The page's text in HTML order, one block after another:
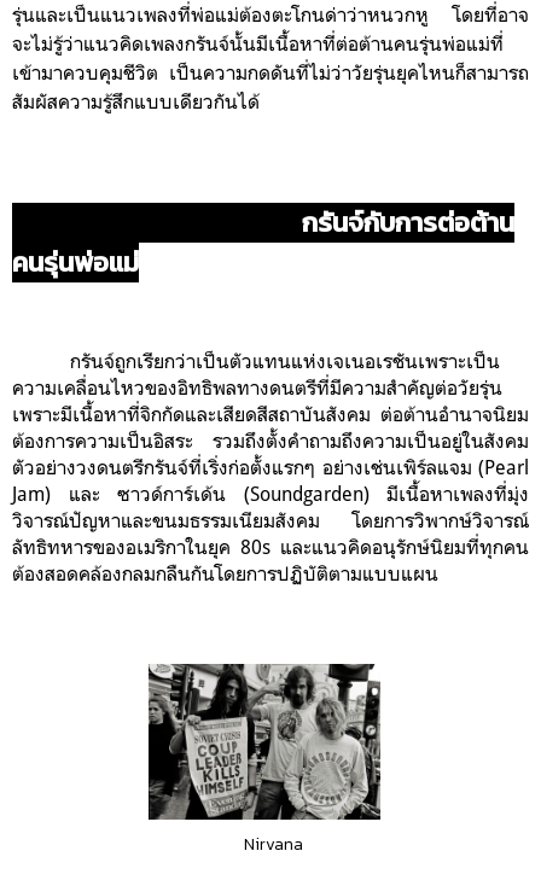
รุ่นและเป็นแนวเพลงที่พ่อแม่ต้องตะโกนด่าว่าหนวกหู โดยที่อาจ
จะไม่รู้ว่าแนวคิดเพลงกรันจ์นั้นมีเนื้อหาที่ต่อต้านคนรุ่นพ่อแม่ที่
เข้ามาควบคุมชีวิต เป็นความกดดันที่ไม่ว่าวัยรุ่นยุคไหนก็สามารถ
สัมผัสความรู้สึกแบบเดียวกันได้
กรันจ์กับการต่อต้าน
คนรุ่นพ่อแม่
กรันจ์ถูกเรียกว่าเป็นตัวแทนแห่งเจเนอเรชันเพราะเป็น
ความเคลื่อนไหวของอิทธิพลทางดนตรีที่มีความสำคัญต่อวัยรุ่น
เพราะมีเนื้อหาที่จิกกัดและเสียดสีสถาบันสังคม ต่อต้านอำนาจนิยม
ต้องการความเป็นอิสระ รวมถึงตั้งคำถามถึงความเป็นอยู่ในสังคม
ตัวอย่างวงดนตรีกรันจ์ที่เริ่งก่อตั้งแรกๆ อย่างเช่นเพิร์ลแจม (Pearl
Jam) และ ซาวด์การ์เด้น (Soundgarden) มีเนื้อหาเพลงที่มุ่ง
วิจารณ์ปัญหาและขนมธรรมเนียมสังคม โดยการวิพากษ์วิจารณ์
ลัทธิทหารของอเมริกาในยุค 80s และแนวคิดอนุรักษ์นิยมที่ทุกคน
ต้องสอดคล้องกลมกลืนกันโดยการปฏิบัติตามแบบแผน
Nirvana